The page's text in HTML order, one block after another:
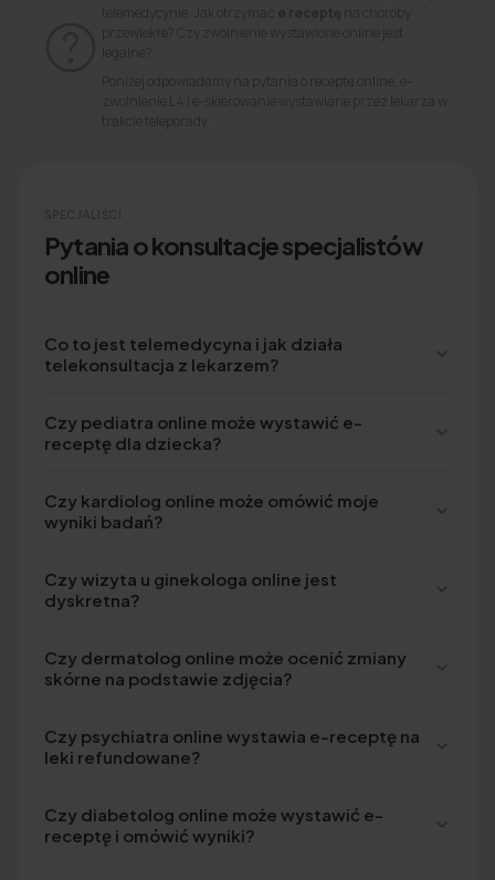
telemedycynie. Jak otrzymać e receptę na choroby
przewlekłe? Czy zwolnienie wystawione online jest
legalne?
Poniżej odpowiadamy na pytania o receptę online, e-
zwolnienie L4 i e-skierowanie wystawiane przez lekarza w
trakcie teleporady.
SPECJALIŚCI
Pytania o konsultacje specjalistów
online
Co to jest telemedycyna i jak działa
telekonsultacja z lekarzem?
Czy pediatra online może wystawić e-
receptę dla dziecka?
Czy kardiolog online może omówić moje
wyniki badań?
Czy wizyta u ginekologa online jest
dyskretna?
Czy dermatolog online może ocenić zmiany
skórne na podstawie zdjęcia?
Czy psychiatra online wystawia e-receptę na
leki refundowane?
Czy diabetolog online może wystawić e-
receptę i omówić wyniki?